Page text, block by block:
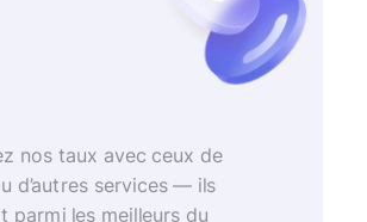
nos taux avec ceux de
d’autres services — ils
parmi les meilleurs du